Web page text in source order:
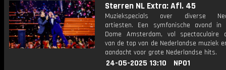
Sterren NL Extra: Afl. 45
Muziekspecials over diverse
artiesten. Een symfonische avond in
Dome Amsterdam, vol spectaculaire
van de top van de Nederlandse muziek
aandacht voor grote Nederlandse hits.
24-05-2025 13:10
NPO1